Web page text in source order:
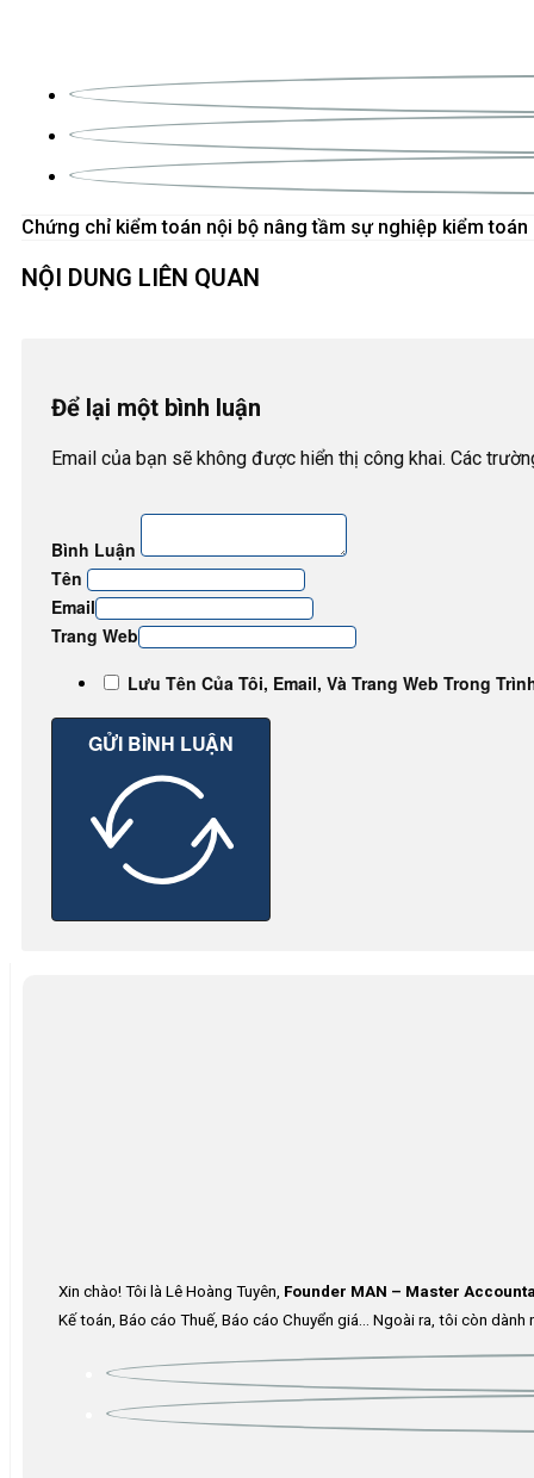
Chứng chỉ kiểm toán nội bộ nâng tầm sự nghiệp kiểm toán
NỘI DUNG LIÊN QUAN
Để lại một bình luận
Email của bạn sẽ không được hiển thị công khai. Các
Bình Luận
Tên
Email
Trang Web
Lưu Tên Của Tôi, Email, Và Trang Web Trong
GỬI BÌNH LUẬN
Xin chào! Tôi là Lê Hoàng Tuyên, Founder MAN – Master
Kế toán, Báo cáo Thuế, Báo cáo Chuyển giá… Ngoài ra, tôi còn